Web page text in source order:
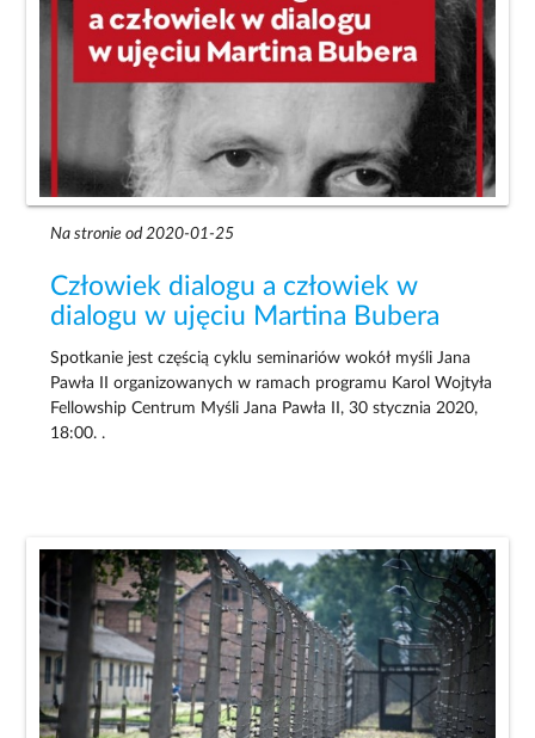
Na stronie od 2020-01-25
Człowiek dialogu a człowiek w
dialogu w ujęciu Martina Bubera
Spotkanie jest częścią cyklu seminariów wokół myśli Jana
Pawła II organizowanych w ramach programu Karol Wojtyła
Fellowship Centrum Myśli Jana Pawła II, 30 stycznia 2020,
18:00. .